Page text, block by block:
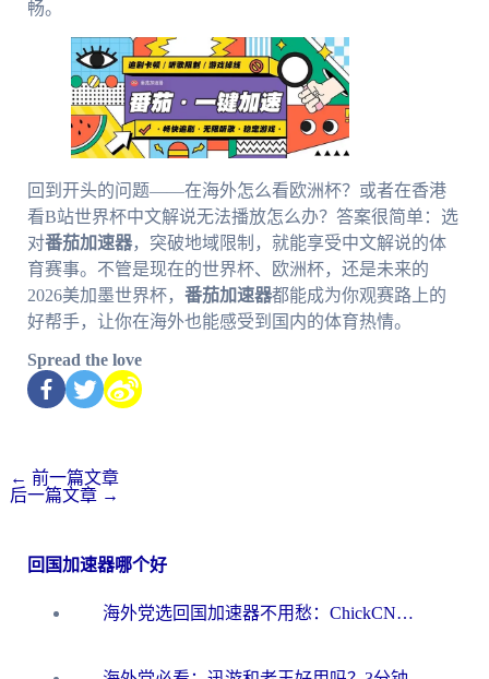
畅。
回到开头的问题——在海外怎么看欧洲杯？或者在香港
看B站世界杯中文解说无法播放怎么办？答案很简单：选
对番茄加速器，突破地域限制，就能享受中文解说的体
育赛事。不管是现在的世界杯、欧洲杯，还是未来的
2026美加墨世界杯， 番茄加速器都能成为你观赛路上的
好帮手，让你在海外也能感受到国内的体育热情。
Spread the love
← 前一篇文章
后一篇文章 →
回国加速器哪个好
海外党选回国加速器不用愁：ChickCN和洞见哪个好？一篇搞定所有疑问